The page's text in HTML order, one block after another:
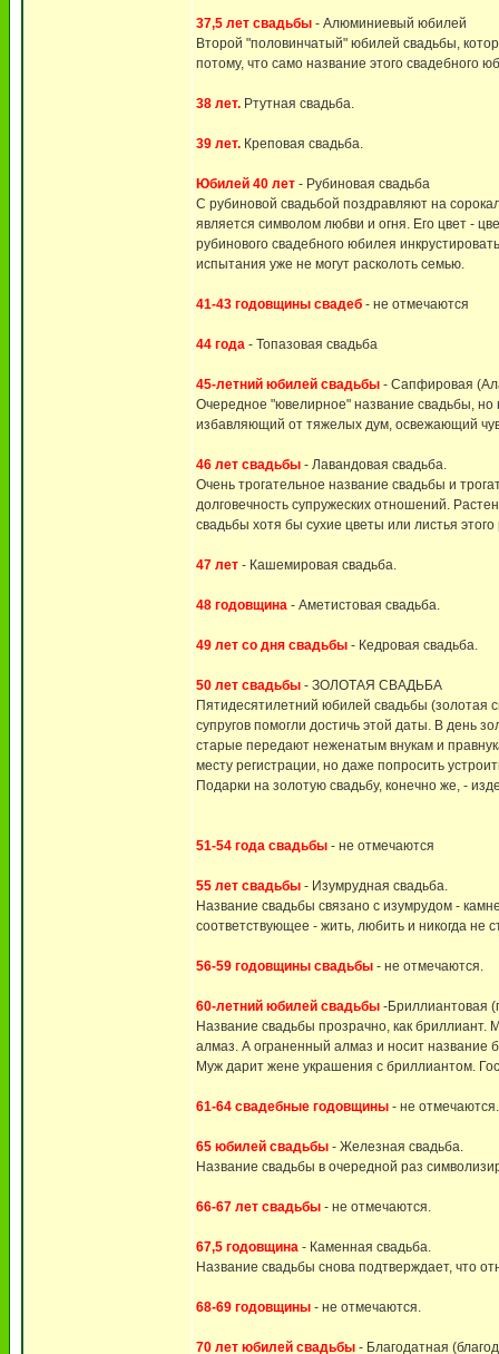
37,5 лет свадьбы - Алюминиевый юбилей
Второй "половинчатый" юбилей свадьбы,
потому, что само название этого свадебного
38 лет. Ртутная свадьба.
39 лет. Креповая свадьба.
Юбилей 40 лет - Рубиновая свадьба
С рубиновой свадьбой поздравляют на
является символом любви и огня. Его цвет -
рубинового свадебного юбилея
испытания уже не могут расколоть семью.
41-43 годовщины свадеб - не отмечаются
44 года - Топазовая свадьба
45-летний юбилей свадьбы - Сапфировая
Очередное "ювелирное" название свадьбы,
избавляющий от тяжелых дум, освежающий
46 лет свадьбы - Лавандовая свадьба.
Очень трогательное название свадьбы и
долговечность супружеских отношений.
свадьбы хотя бы сухие цветы или листья
47 лет - Кашемировая свадьба.
48 годовщина - Аметистовая свадьба.
49 лет со дня свадьбы - Кедровая свадьба.
50 лет свадьбы - ЗОЛОТАЯ СВАДЬБА
Пятидесятилетний юбилей свадьбы (золотая
супругов помогли достичь этой даты. В день
старые передают неженатым внукам и
месту регистрации, но даже попросить
Подарки на золотую свадьбу, конечно же, -
51-54 года свадьбы - не отмечаются
55 лет свадьбы - Изумрудная свадьба.
Название свадьбы связано с изумрудом -
соответствующее - жить, любить и никогда не
56-59 годовщины свадьбы - не отмечаются.
60-летний юбилей свадьбы -Бриллиантовая
Название свадьбы прозрачно, как
алмаз. А ограненный алмаз и носит название
Муж дарит жене украшения с бриллиантом.
61-64 свадебные годовщины - не отмечаются.
65 юбилей свадьбы - Железная свадьба.
Название свадьбы в очередной раз
66-67 лет свадьбы - не отмечаются.
67,5 годовщина - Каменная свадьба.
Название свадьбы снова подтверждает, что
68-69 годовщины - не отмечаются.
70 лет юбилей свадьбы - Благодатная